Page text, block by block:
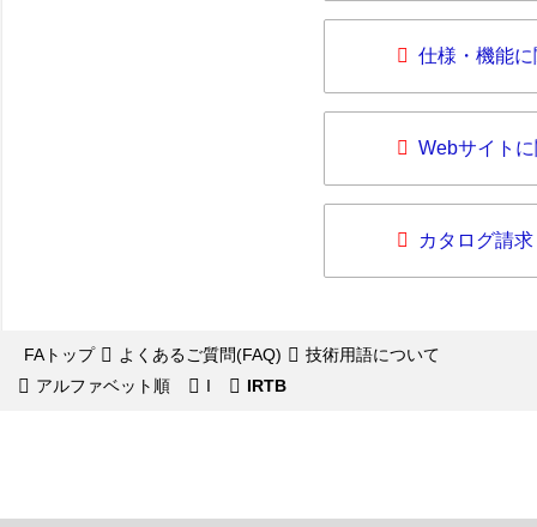
仕様・機能
Webサイト
カタログ請求
FAトップ よくあるご質問(FAQ)
技術用語について
アルファベット順
I IRTB